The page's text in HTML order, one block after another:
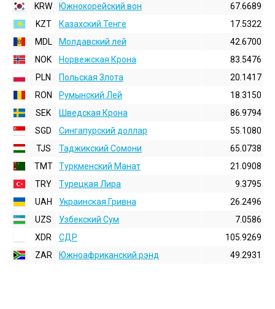
KRW
Южнокорейский вон
67.6689
KZT
Казахский Тенге
17.5322
MDL
Молдавский лей
42.6700
NOK
Норвежская Крона
83.5476
PLN
Польская Злота
20.1417
RON
Румынский Лей
18.3150
SEK
Шведская Крона
86.9794
SGD
Сингапурский доллар
55.1080
TJS
Таджикский Сомони
65.0738
TMT
Туркменский Манат
21.0908
TRY
Турецкая Лира
9.3795
UAH
Украинская Гривна
26.2496
UZS
Узбекский Сум
7.0586
XDR
СДР
105.9269
ZAR
Южноафриканский рэнд 49.2931